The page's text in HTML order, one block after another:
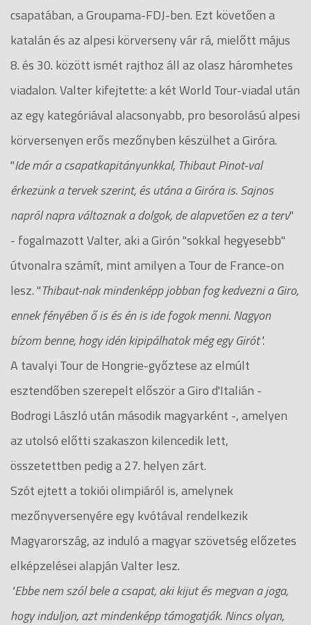
csapatában, a Groupama-FDJ-ben. Ezt követően a
katalán és az alpesi körverseny vár rá, mielőtt május
8. és 30. között ismét rajthoz áll az olasz háromhetes
viadalon. Valter kifejtette: a két World Tour-viadal után
az egy kategóriával alacsonyabb, pro besorolású alpesi
körversenyen erős mezőnyben készülhet a Giróra.
"Ide már a csapatkapitányunkkal, Thibaut Pinot-val
érkezünk a tervek szerint, és utána a Giróra is. Sajnos
napról napra változnak a dolgok, de alapvetően ez a terv"
- fogalmazott Valter, aki a Girón "sokkal hegyesebb"
útvonalra számít, mint amilyen a Tour de France-on
lesz. "Thibaut-nak mindenképp jobban fog kedvezni a Giro,
ennek fényében ő is és én is ide fogok menni. Nagyon
bízom benne, hogy idén kipipálhatok még egy Girót".
A tavalyi Tour de Hongrie-győztese az elmúlt
esztendőben szerepelt először a Giro d'Italián -
Bodrogi László után második magyarként -, amelyen
az utolsó előtti szakaszon kilencedik lett,
összetettben pedig a 27. helyen zárt.
Szót ejtett a tokiói olimpiáról is, amelynek
mezőnyversenyére egy kvótával rendelkezik
Magyarország, az induló a magyar szövetség előzetes
elképzelései alapján Valter lesz.
"Ebbe nem szól bele a csapat, aki kijut és megvan a joga,
hogy induljon, azt mindenképp támogatják. Nincs olyan,